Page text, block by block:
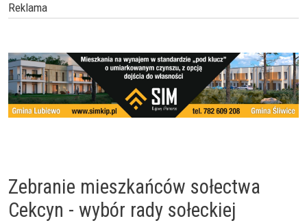
Reklama
Zebranie mieszkańców sołectwa
Cekcyn - wybór rady sołeckiej